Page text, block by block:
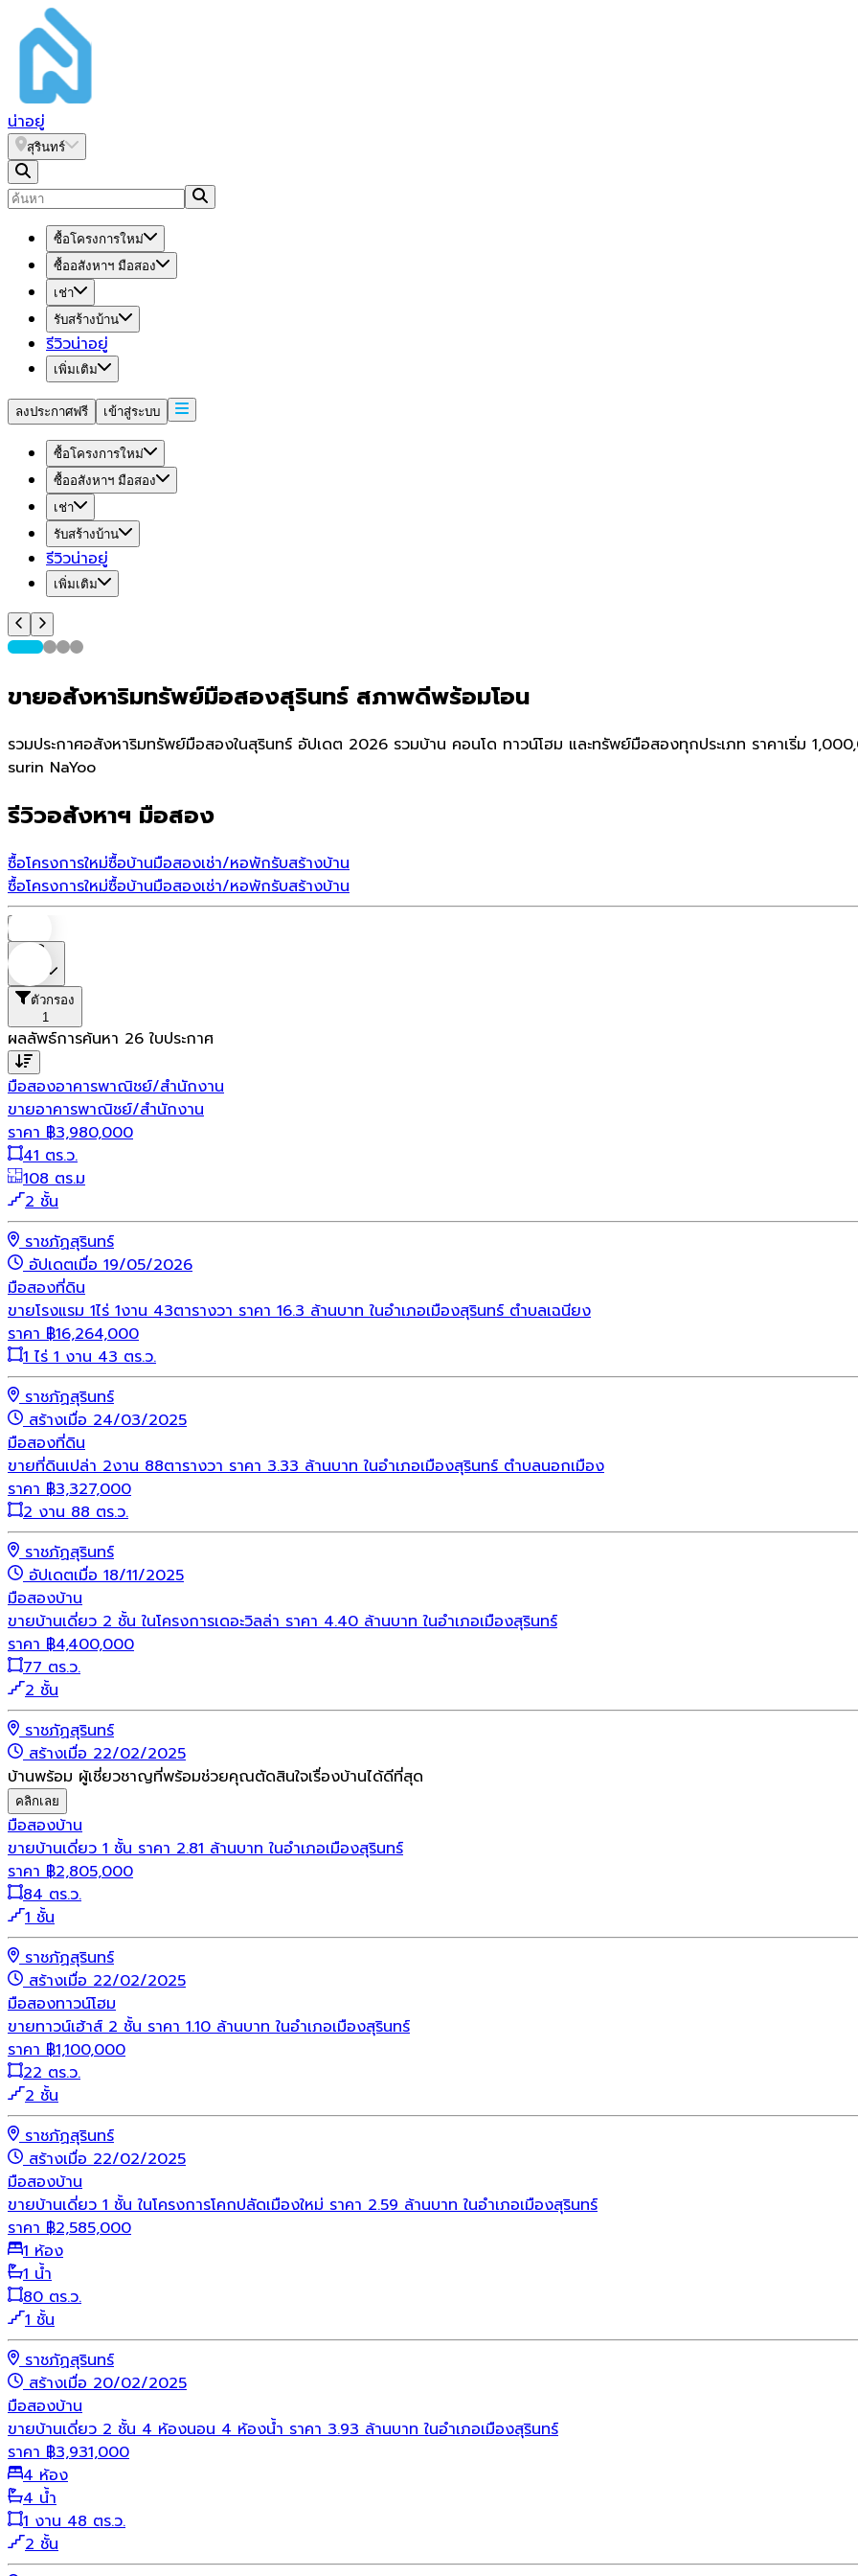
น่าอยู่
สุรินทร์
ซื้อโครงการใหม่
ซื้ออสังหาฯ มือสอง
เช่า
รับสร้างบ้าน
รีวิวน่าอยู่
เพิ่มเติม
ลงประกาศฟรี เข้าสู่ระบบ
ซื้อโครงการใหม่
ซื้ออสังหาฯ มือสอง
เช่า
รับสร้างบ้าน
รีวิวน่าอยู่
เพิ่มเติม
ขายอสังหาริมทรัพย์มือสองสุรินทร์ สภาพดีพร้อมโอน
รวมประกาศอสังหาริมทรัพย์มือสองในสุรินทร์ อัปเดต 2026 รวมบ้าน คอนโด ทาวน์โฮม และทรัพย์มือสองทุกประเภท ราคาเริ่ม
surin NaYoo
รีวิวอสังหาฯ มือสอง
ซื้อโครงการใหม่ซื้อบ้านมือสองเช่า/หอพักรับสร้างบ้าน
ซื้อโครงการใหม่ซื้อบ้านมือสองเช่า/หอพักรับสร้างบ้าน
ตัวกรอง
1
ผลลัพธ์การค้นหา 26 ใบประกาศ
มือสองอาคารพาณิชย์/สำนักงาน
ขายอาคารพาณิชย์/สำนักงาน
ราคา ฿3,980,000
41 ตร.ว.
108 ตร.ม
2 ชั้น
ราชภัฏสุรินทร์
อัปเดตเมื่อ 19/05/2026
มือสองที่ดิน
ขายโรงแรม 1ไร่ 1งาน 43ตารางวา ราคา 16.3 ล้านบาท ในอำเภอเมืองสุรินทร์ ตำบลเฉนียง
ราคา ฿16,264,000
1 ไร่ 1 งาน 43 ตร.ว.
ราชภัฏสุรินทร์
สร้างเมื่อ 24/03/2025
มือสองที่ดิน
ขายที่ดินเปล่า 2งาน 88ตารางวา ราคา 3.33 ล้านบาท ในอำเภอเมืองสุรินทร์ ตำบลนอกเมือง
ราคา ฿3,327,000
2 งาน 88 ตร.ว.
ราชภัฏสุรินทร์
อัปเดตเมื่อ 18/11/2025
มือสองบ้าน
ขายบ้านเดี่ยว 2 ชั้น ในโครงการเดอะวิลล่า ราคา 4.40 ล้านบาท ในอำเภอเมืองสุรินทร์
ราคา ฿4,400,000
77 ตร.ว.
2 ชั้น
ราชภัฏสุรินทร์
สร้างเมื่อ 22/02/2025
บ้านพร้อม ผู้เชี่ยวชาญที่พร้อมช่วยคุณตัดสินใจเรื่องบ้านได้ดีที่สุด
คลิกเลย
มือสองบ้าน
ขายบ้านเดี่ยว 1 ชั้น ราคา 2.81 ล้านบาท ในอำเภอเมืองสุรินทร์
ราคา ฿2,805,000
84 ตร.ว.
1 ชั้น
ราชภัฏสุรินทร์
สร้างเมื่อ 22/02/2025
มือสองทาวน์โฮม
ขายทาวน์เฮ้าส์ 2 ชั้น ราคา 1.10 ล้านบาท ในอำเภอเมืองสุรินทร์
ราคา ฿1,100,000
22 ตร.ว.
2 ชั้น
ราชภัฏสุรินทร์
สร้างเมื่อ 22/02/2025
มือสองบ้าน
ขายบ้านเดี่ยว 1 ชั้น ในโครงการโคกปลัดเมืองใหม่ ราคา 2.59 ล้านบาท ในอำเภอเมืองสุรินทร์
ราคา ฿2,585,000
1 ห้อง
1 น้ำ
80 ตร.ว.
1 ชั้น
ราชภัฏสุรินทร์
สร้างเมื่อ 20/02/2025
มือสองบ้าน
ขายบ้านเดี่ยว 2 ชั้น 4 ห้องนอน 4 ห้องน้ำ ราคา 3.93 ล้านบาท ในอำเภอเมืองสุรินทร์
ราคา ฿3,931,000
4 ห้อง
4 น้ำ
1 งาน 48 ตร.ว.
2 ชั้น